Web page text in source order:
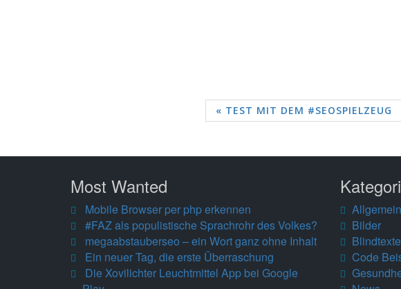
« TEST MIT DEM #SEOSPIELZEUG
Most Wanted
Mobile Browser per php erkennen
#FAZ als populistische Sprachrohr des Volkes?
megaabstauberseo – ein Wort ganz ohne Inhalt
Ein neuer Tag, die erste Überraschung
Die Xovilichter Leuchtmittel App bei Google
Bilder
Blindtexte
Code